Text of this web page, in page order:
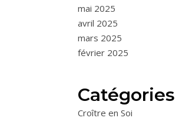
mai 2025
avril 2025
mars 2025
février 2025
Catégories
Croître en Soi